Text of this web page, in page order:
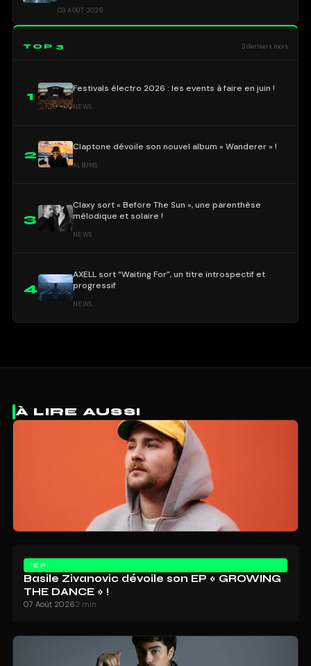
03 AOÛT 2026
TOP 3 3 derniers mois
1
Festivals électro 2026 : les events à faire en juin !
NEWS
2
Claptone dévoile son nouvel album « Wanderer » !
ALBUMS
3
Claxy sort « Before The Sun », une parenthèse
mélodique et solaire !
NEWS
4
AXELL sort “Waiting For”, un titre introspectif et
progressif
NEWS
À LIRE AUSSI
EP
Basile Zivanovic dévoile son EP « GROWING
THE DANCE » !
07 Août 20262 min